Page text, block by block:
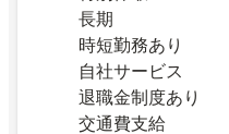
長期
時短勤務あり
自社サービス
退職金制度あり
交通費支給